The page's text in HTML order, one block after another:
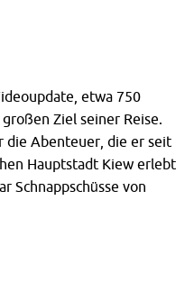
etwa 750
Ziel seiner Reise.
die Abenteuer, die er seit
Hauptstadt Kiew erlebt
Schnappschüsse von